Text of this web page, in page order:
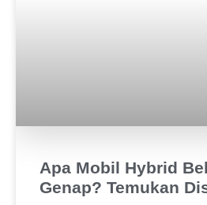
Apa Mobil Hybrid
Genap? Temukan